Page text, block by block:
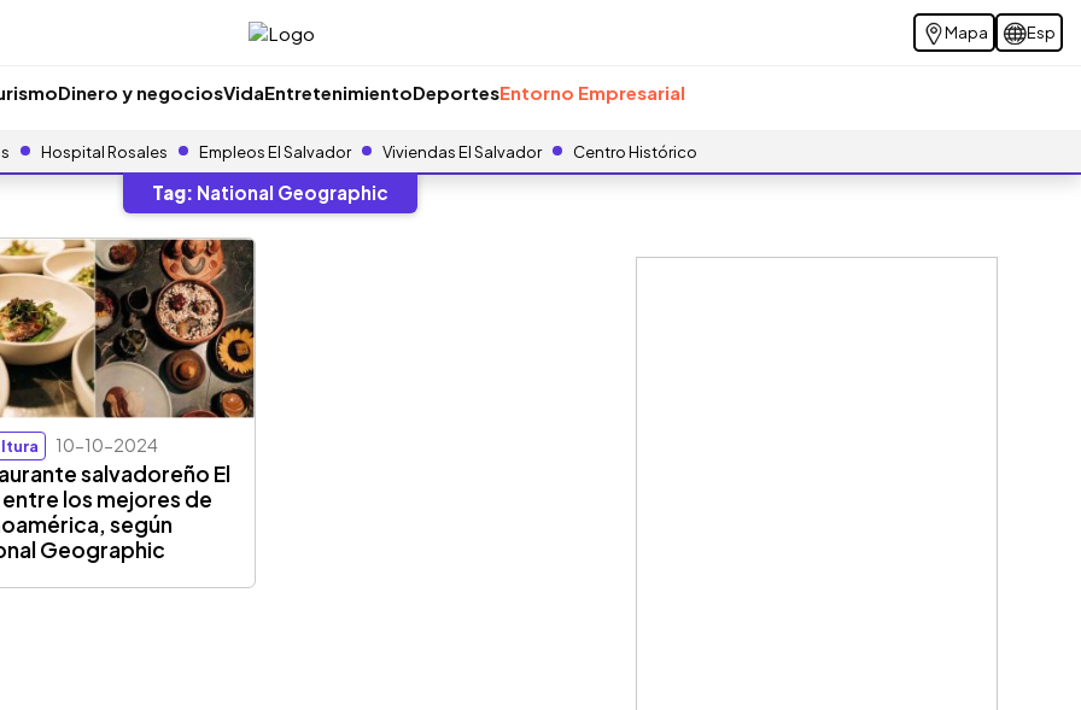
Mapa Esp
Dinero y negociosVidaEntretenimientoDeportesEntorno Empresarial
Hospital Rosales Empleos El Salvador Viviendas El Salvador Centro Histórico
Tag: National Geographic
10-10-2024
salvadoreño El
los mejores de
según
Geographic